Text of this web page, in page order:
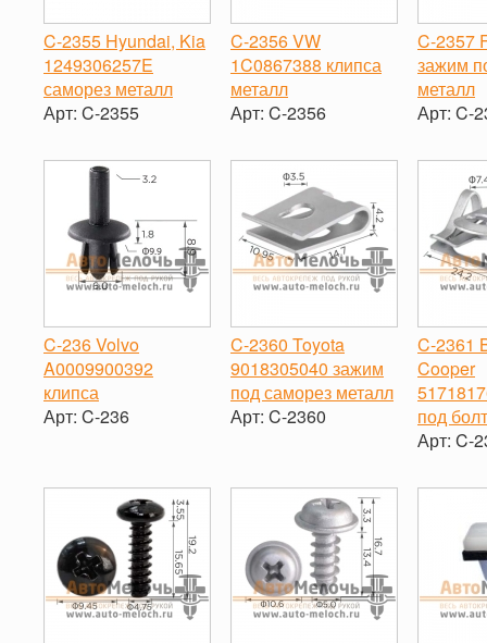
C-2355 Hyundai, Kia
1249306257E
саморез металл
Арт: C-2355
-
+
C-2356 VW
1C0867388 клипса
металл
Арт: C-2356
-
+
C-2357
зажим
металл
Арт: C-
-
C-236 Volvo
A0009900392
клипса
Арт: C-236
C-2360 Toyota
9018305040 зажим
под саморез металл
Арт: C-2360
C-2361
Cooper
под
Арт: C-
-